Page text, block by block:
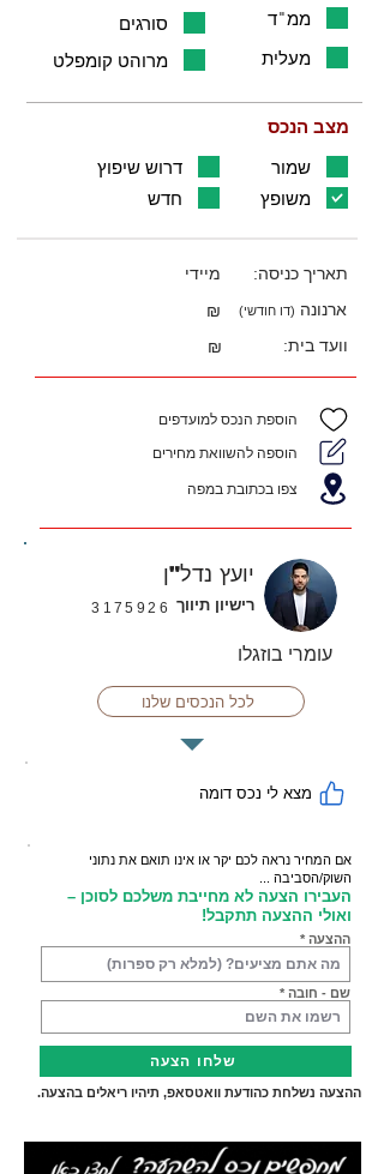
סורגים
ממ"ד
מרוהט קומפלט
מעלית
מצב הנכס
דרוש שיפוץ
שמור
חדש
משופץ
מיידי
תאריך כניסה:
₪
ארנונה (דו חודשי)
₪ וועד בית:
הוספת הנכס למועדפים
הוספה להשוואת מחירים
צפו בכתובת במפה
יועץ נדל"ן
3175926 רישיון תיווך
עומרי בוזגלו
לכל הנכסים שלנו
מצא לי נכס דומה
אם המחיר נראה לכם יקר או אינו תואם את נתוני
השוק/הסביבה ...
העבירו הצעה לא מחייבת משלכם לסוכן –
ואולי ההצעה תתקבל!
ההצעה
שם - חובה
שלחו הצעה
ההצעה נשלחת כהודעת וואטסאפ, תיהיו ריאלים בהצעה.